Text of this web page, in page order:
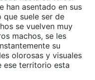
han asentado en sus
suele ser de
se vuelven muy
machos, se les
su
olorosas y visuales
ese territorio esta